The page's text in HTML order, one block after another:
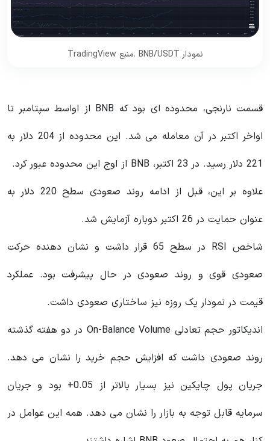
نمودار BNB/USDT .منبع TradingView
قسمت نارنجی، محدوده ای بود که BNB از اواسط سپتامبر تا
اواخر اکتبر در آن معامله می شد. این محدوده از 204 دلار به
221 دلار رسید. در 23 اکتبر، BNB از اوج این محدوده عبور کرد.
علاوه بر این، قبل از ادامه روند صعودی سطح 220 دلار به
عنوان حمایت در 26 اکتبر دوباره آزمایش شد.
شاخص RSI در سطح 65 قرار داشت و نشان دهنده حرکت
صعودی قوی و روند صعودی در حال پیشرفت بود. عملکرد
قیمت در نمودار یک روزه نیز ساختاری صعودی داشت.
اندیکاتور حجم تعادلی On-Balance Volume در دو هفته گذشته
روند صعودی داشت که افزایش حجم خرید را نشان می دهد.
جریان پول چایکین نیز بسیار بالاتر از 0.05+ بود و جریان
سرمایه قابل توجه به بازار را نشان می دهد. همه این عوامل در